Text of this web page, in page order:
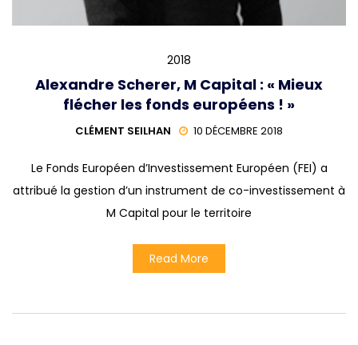
2018
Alexandre Scherer, M Capital : « Mieux
flécher les fonds européens ! »
CLÉMENT SEILHAN 10 DÉCEMBRE 2018
Le Fonds Européen d’Investissement Européen (FEI) a
attribué la gestion d’un instrument de co-investissement à
M Capital pour le territoire
Read More